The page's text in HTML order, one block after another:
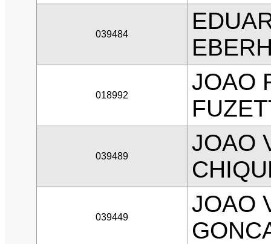
039484
018992
JOAO
039489
JOAO
039449
JOAO